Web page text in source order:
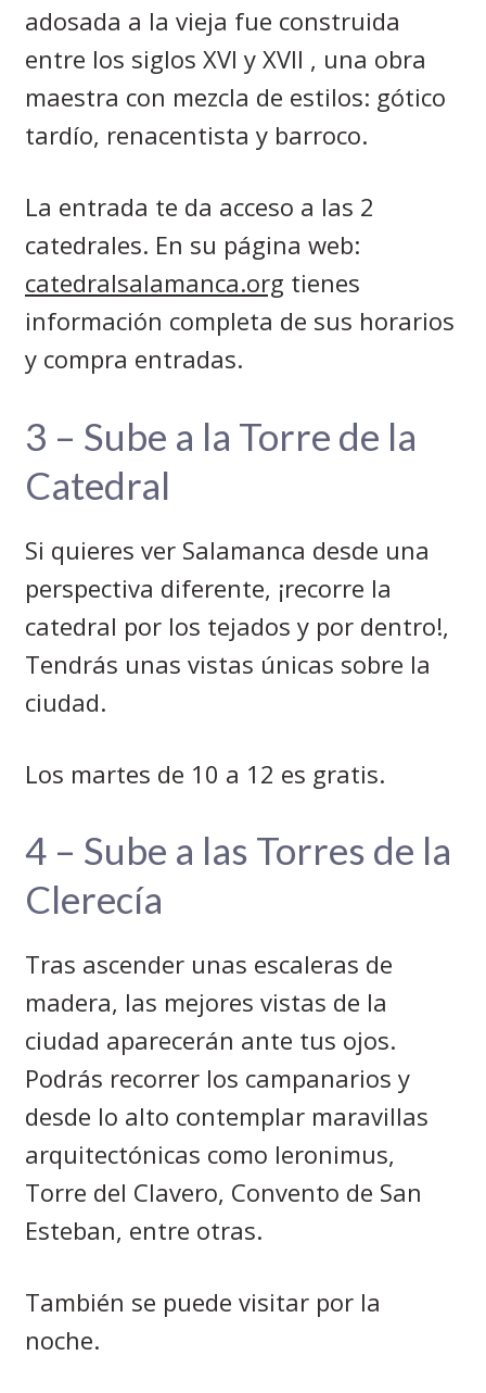
adosada a la vieja fue construida
entre los siglos XVI y XVII , una obra
maestra con mezcla de estilos: gótico
tardío, renacentista y barroco.
La entrada te da acceso a las 2
catedrales. En su página web:
catedralsalamanca.org tienes
información completa de sus horarios
y compra entradas.
3 – Sube a la Torre de la
Catedral
Si quieres ver Salamanca desde una
perspectiva diferente, ¡recorre la
catedral por los tejados y por dentro!,
Tendrás unas vistas únicas sobre la
ciudad.
Los martes de 10 a 12 es gratis.
4 – Sube a las Torres de la
Clerecía
Tras ascender unas escaleras de
madera, las mejores vistas de la
ciudad aparecerán ante tus ojos.
Podrás recorrer los campanarios y
desde lo alto contemplar maravillas
arquitectónicas como Ieronimus,
Torre del Clavero, Convento de San
Esteban, entre otras.
También se puede visitar por la
noche.